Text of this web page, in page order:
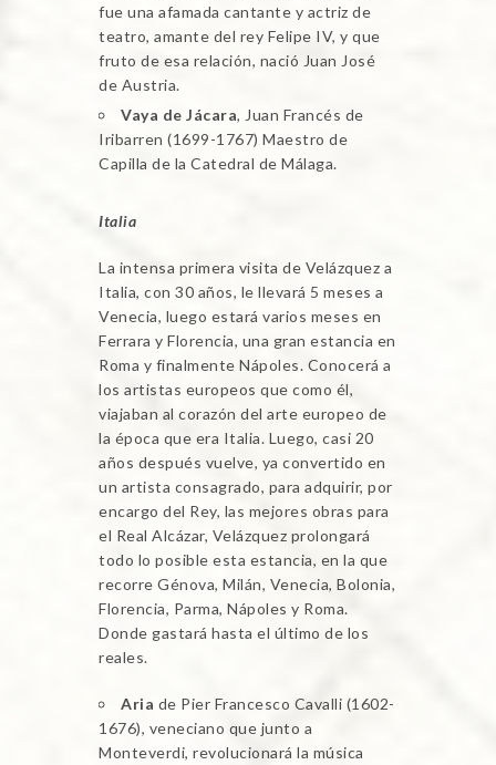
fue una afamada cantante y actriz de
teatro, amante del rey Felipe IV, y que
fruto de esa relación, nació Juan José
de Austria.
Vaya de Jácara, Juan Francés de
Iribarren (1699-1767) Maestro de
Capilla de la Catedral de Málaga.
Italia
La intensa primera visita de Velázquez a
Italia, con 30 años, le llevará 5 meses a
Venecia, luego estará varios meses en
Ferrara y Florencia, una gran estancia en
Roma y finalmente Nápoles. Conocerá a
los artistas europeos que como él,
viajaban al corazón del arte europeo de
la época que era Italia. Luego, casi 20
años después vuelve, ya convertido en
un artista consagrado, para adquirir, por
encargo del Rey, las mejores obras para
el Real Alcázar, Velázquez prolongará
todo lo posible esta estancia, en la que
recorre Génova, Milán, Venecia, Bolonia,
Florencia, Parma, Nápoles y Roma.
Donde gastará hasta el último de los
reales.
Aria de Pier Francesco Cavalli (1602-
1676), veneciano que junto a
Monteverdi, revolucionará la música